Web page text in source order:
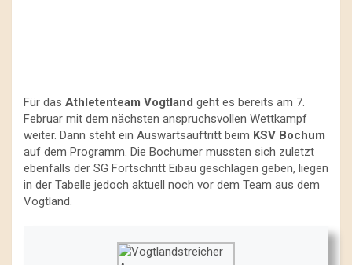
Für das Athletenteam Vogtland geht es bereits am 7.
Februar mit dem nächsten anspruchsvollen Wettkampf
weiter. Dann steht ein Auswärtsauftritt beim KSV Bochum
auf dem Programm. Die Bochumer mussten sich zuletzt
ebenfalls der SG Fortschritt Eibau geschlagen geben, liegen
in der Tabelle jedoch aktuell noch vor dem Team aus dem
Vogtland.